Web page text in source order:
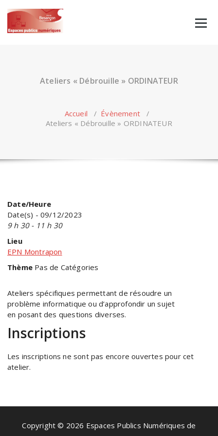
content
Ateliers « Débrouille » ORDINATEUR
Accueil / Évènement /
Ateliers « Débrouille » ORDINATEUR
Date/Heure
Date(s) - 09/12/2023
9 h 30 - 11 h 30
Lieu
EPN Montrapon
Thème Pas de Catégories
Ateliers spécifiques permettant de résoudre un
problème informatique ou d’approfondir un sujet
en posant des questions diverses.
Inscriptions
Les inscriptions ne sont pas encore ouvertes pour cet
atelier.
Copyright © 2026 Espaces Publics Numériques de